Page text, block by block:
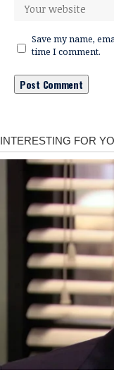
Save my name,
time I comment.